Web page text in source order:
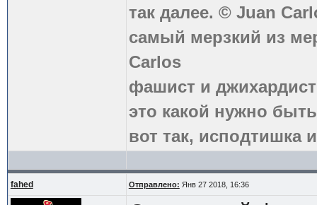
так далее. © Juan
самый мерзкий из
Carlos
фашист и
это какой нужно
вот так, исподтишка
fahed Отправлено: Янв 27 2018, 16:36